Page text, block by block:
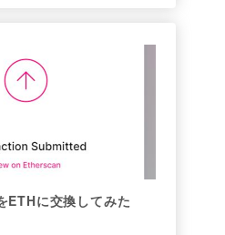
ETHに交換してみた